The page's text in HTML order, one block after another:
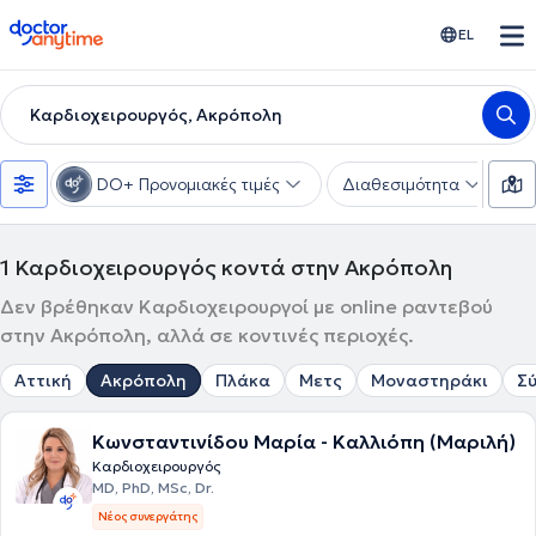
doctoranytime EL
Καρδιοχειρουργός, Ακρόπολη
DO+ Προνομιακές τιμές Διαθεσιμότητα
1 Καρδιοχειρουργός κοντά στην Ακρόπολη
Δεν βρέθηκαν Καρδιοχειρουργοί με online ραντεβού
στην Ακρόπολη, αλλά σε κοντινές περιοχές.
Αττική Ακρόπολη Πλάκα Μετς Μοναστηράκι
Κωνσταντινίδου Μαρία - Καλλιόπη (Μαριλή)
Καρδιοχειρουργός
MD, PhD, MSc, Dr.
Νέος συνεργάτης